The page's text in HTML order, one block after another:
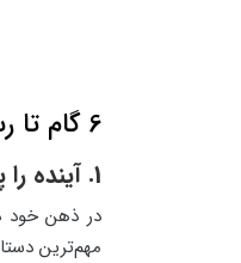
6 گام تا رسیدن به موفقیت
1. آینده را پیش بینی کنید
در ذهن خود
مهم‌ترین